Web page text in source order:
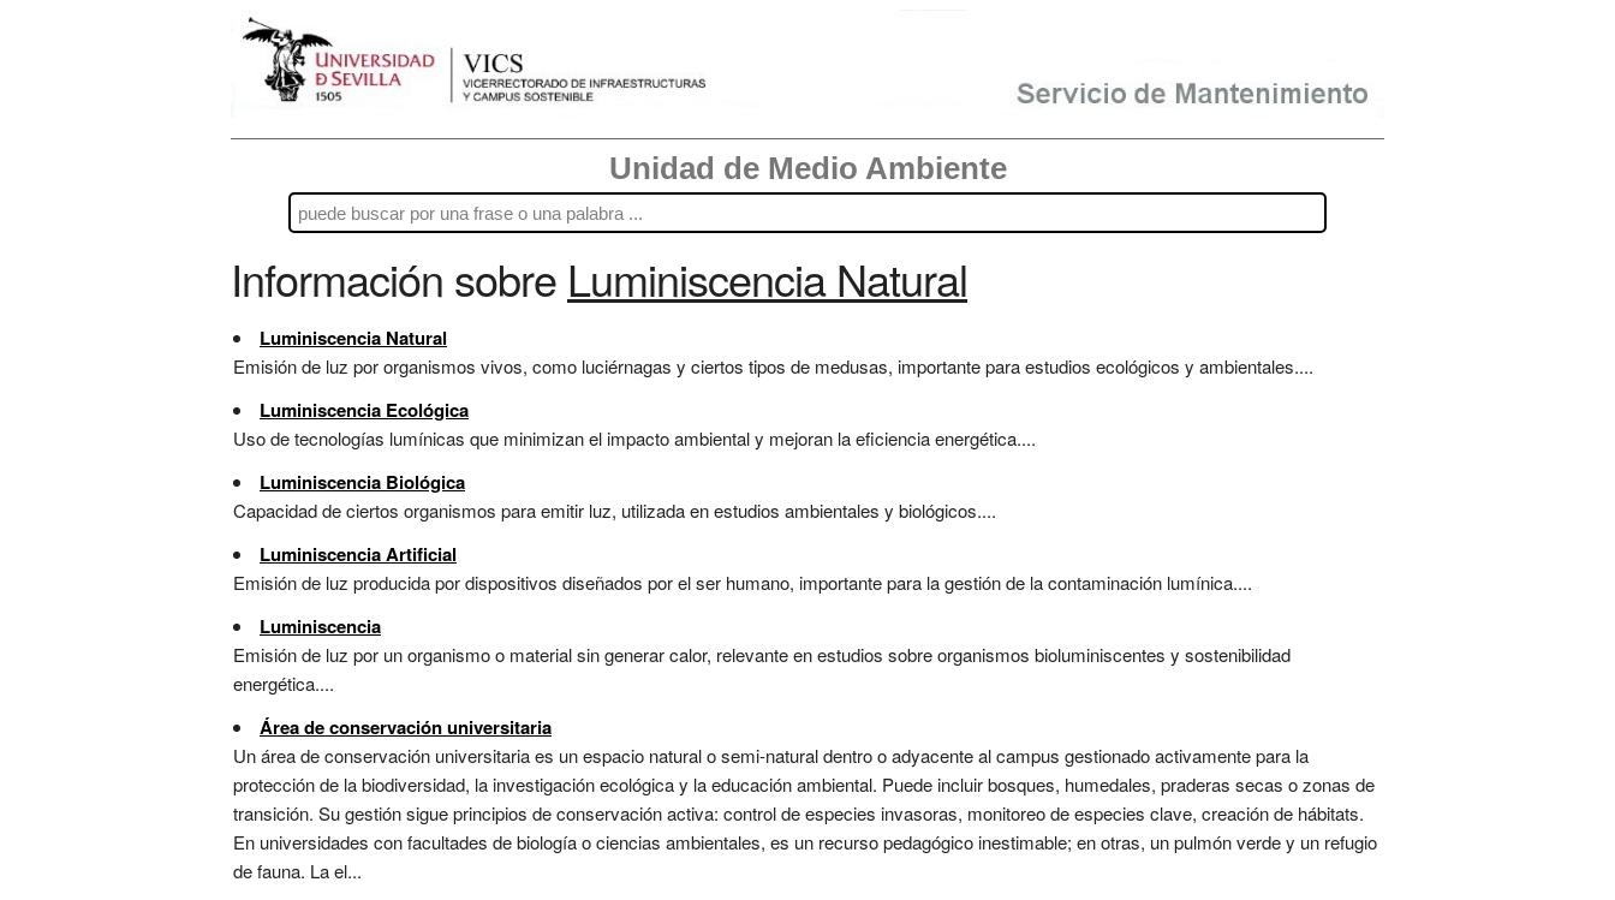
Unidad de Medio Ambiente
Información sobre Luminiscencia Natural
Luminiscencia Natural
Emisión de luz por organismos vivos, como luciérnagas y ciertos tipos de medusas, importante para estudios ecológicos y ambientales....
Luminiscencia Ecológica
Uso de tecnologías lumínicas que minimizan el impacto ambiental y mejoran la eficiencia energética....
Luminiscencia Biológica
Capacidad de ciertos organismos para emitir luz, utilizada en estudios ambientales y biológicos....
Luminiscencia Artificial
Emisión de luz producida por dispositivos diseñados por el ser humano, importante para la gestión de la contaminación lumínica....
Luminiscencia
Emisión de luz por un organismo o material sin generar calor, relevante en estudios sobre organismos bioluminiscentes y sostenibilidad
energética....
Área de conservación universitaria
Un área de conservación universitaria es un espacio natural o semi-natural dentro o adyacente al campus gestionado activamente para la
protección de la biodiversidad, la investigación ecológica y la educación ambiental. Puede incluir bosques, humedales, praderas secas o zonas de
transición. Su gestión sigue principios de conservación activa: control de especies invasoras, monitoreo de especies clave, creación de hábitats.
En universidades con facultades de biología o ciencias ambientales, es un recurso pedagógico inestimable; en otras, un pulmón verde y un refugio
de fauna. La el...